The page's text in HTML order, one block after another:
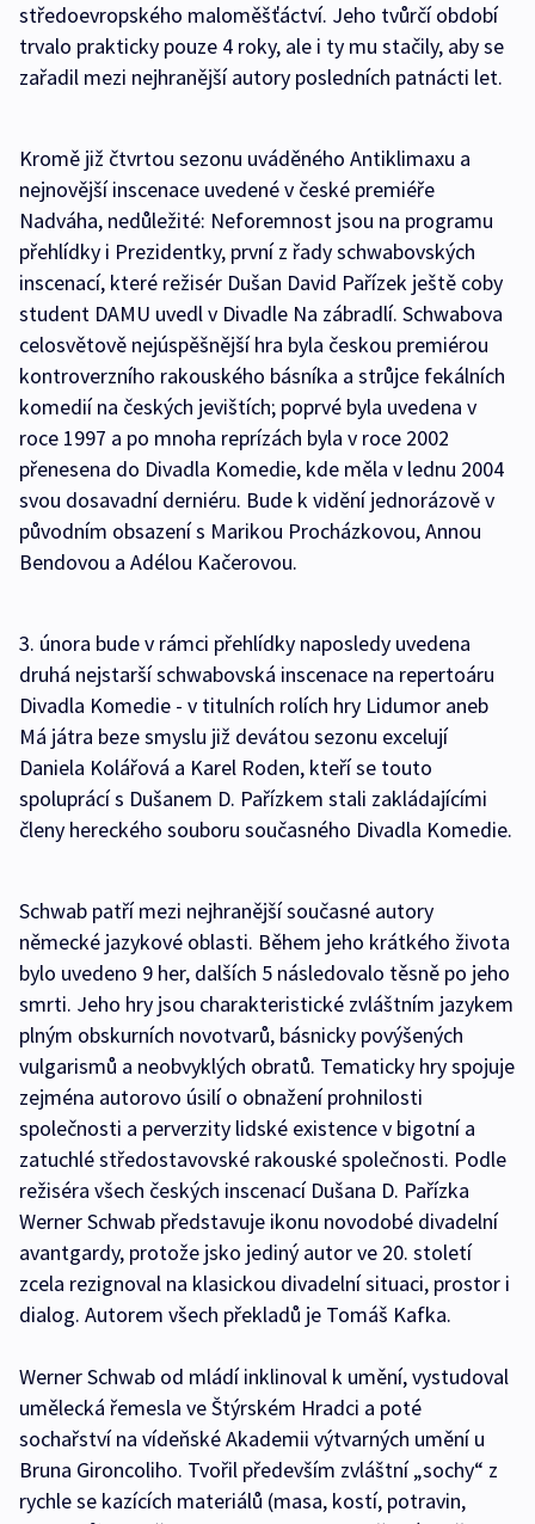
středoevropského maloměšťáctví. Jeho tvůrčí období
trvalo prakticky pouze 4 roky, ale i ty mu stačily, aby se
zařadil mezi nejhranější autory posledních patnácti let.
Kromě již čtvrtou sezonu uváděného Antiklimaxu a
nejnovější inscenace uvedené v české premiéře
Nadváha, nedůležité: Neforemnost jsou na programu
přehlídky i Prezidentky, první z řady schwabovských
inscenací, které režisér Dušan David Pařízek ještě coby
student DAMU uvedl v Divadle Na zábradlí. Schwabova
celosvětově nejúspěšnější hra byla českou premiérou
kontroverzního rakouského básníka a strůjce fekálních
komedií na českých jevištích; poprvé byla uvedena v
roce 1997 a po mnoha reprízách byla v roce 2002
přenesena do Divadla Komedie, kde měla v lednu 2004
svou dosavadní derniéru. Bude k vidění jednorázově v
původním obsazení s Marikou Procházkovou, Annou
Bendovou a Adélou Kačerovou.
3. února bude v rámci přehlídky naposledy uvedena
druhá nejstarší schwabovská inscenace na repertoáru
Divadla Komedie - v titulních rolích hry Lidumor aneb
Má játra beze smyslu již devátou sezonu excelují
Daniela Kolářová a Karel Roden, kteří se touto
spoluprácí s Dušanem D. Pařízkem stali zakládajícími
členy hereckého souboru současného Divadla Komedie.
Schwab patří mezi nejhranější současné autory
německé jazykové oblasti. Během jeho krátkého života
bylo uvedeno 9 her, dalších 5 následovalo těsně po jeho
smrti. Jeho hry jsou charakteristické zvláštním jazykem
plným obskurních novotvarů, básnicky povýšených
vulgarismů a neobvyklých obratů. Tematicky hry spojuje
zejména autorovo úsilí o obnažení prohnilosti
společnosti a perverzity lidské existence v bigotní a
zatuchlé středostavovské rakouské společnosti. Podle
režiséra všech českých inscenací Dušana D. Pařízka
Werner Schwab představuje ikonu novodobé divadelní
avantgardy, protože jsko jediný autor ve 20. století
zcela rezignoval na klasickou divadelní situaci, prostor i
dialog. Autorem všech překladů je Tomáš Kafka.
Werner Schwab od mládí inklinoval k umění, vystudoval
umělecká řemesla ve Štýrském Hradci a poté
sochařství na vídeňské Akademii výtvarných umění u
Bruna Gironcoliho. Tvořil především zvláštní „sochy“ z
rychle se kazících materiálů (masa, kostí, potravin,